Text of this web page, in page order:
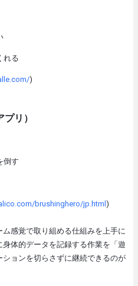
れる
)
リ）
倒す
brushinghero/jp.html )
感覚で取り組める仕組みを上手に
体的データを記録する作業を「遊
ョンを切らさずに継続できるのが